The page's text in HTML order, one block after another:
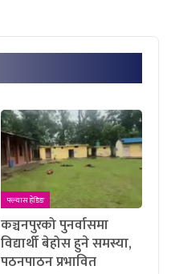
फ्ल्यास हेडिङ
कञ्चनपुरको पुनर्वासमा
विद्यार्थी बेहोस हुने समस्या,
पठनपाठन प्रभावित